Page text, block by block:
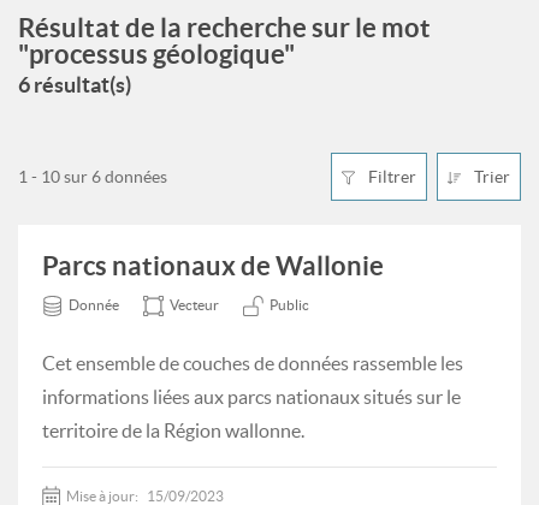
Résultat de la recherche sur le mot
"processus géologique"
6 résultat(s)
Filtrer Trier
1 - 10 sur 6 données
Parcs nationaux de Wallonie
Donnée Vecteur Public
Cet ensemble de couches de données rassemble les
informations liées aux parcs nationaux situés sur le
territoire de la Région wallonne.
Mise à jour: 15/09/2023